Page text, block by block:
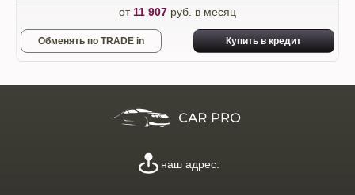
от 11 907 руб. в месяц
Обменять по TRADE in Купить в кредит
наш адрес: